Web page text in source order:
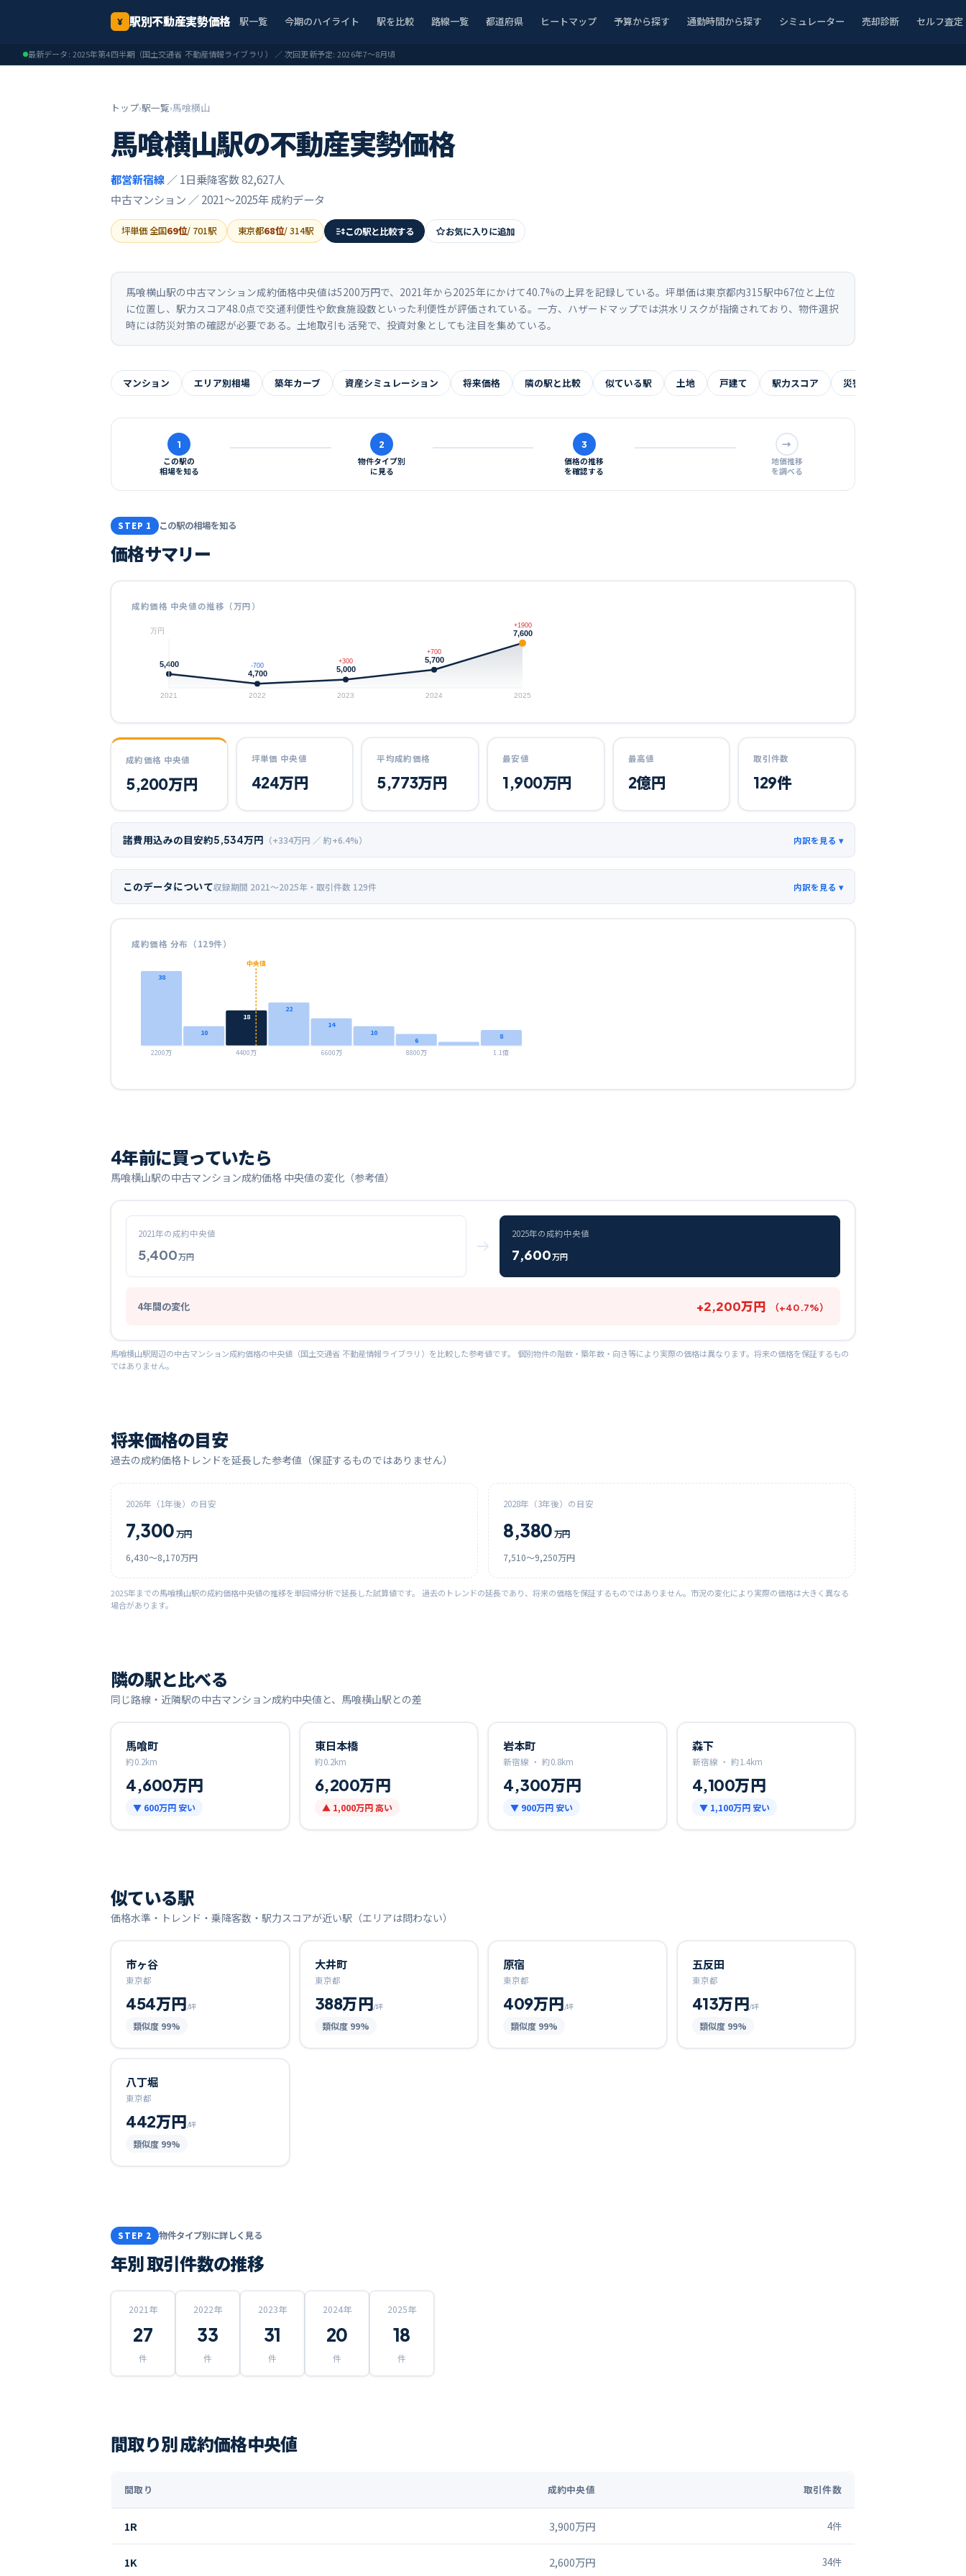
¥ 駅別不動産実勢価格 駅一覧 今期のハイライト 駅を比較 路線一覧 都道府県 ヒートマップ 予算から探す 通勤時間から探す シミュレーター 売却診断 セルフ査定
最新データ: 2025年第4四半期（国土交通省 不動産情報ライブラリ） ／ 次回更新予定:2026年7〜8月頃
トップ›駅一覧›馬喰横山
馬喰横山駅の不動産実勢価格
都営新宿線 ／ 1日乗降客数 82,627人
中古マンション ／2021〜2025年成約データ
坪単価 全国69位/ 701駅 東京都68位/314駅 この駅と比較する お気に入りに追加
馬喰横山駅の中古マンション成約価格中央値は5200万円で、2021年から2025年にかけて40.7%の上昇を記録している。坪単価は東京都内315駅中67位と上位
に位置し、駅力スコア48.0点で交通利便性や飲食施設数といった利便性が評価されている。一方、ハザードマップでは洪水リスクが指摘されており、物件選択
時には防災対策の確認が必要である。土地取引も活発で、投資対象としても注目を集めている。
マンション エリア別相場 築年カーブ 資産シミュレーション 将来価格 隣の駅と比較 似ている駅 土地 戸建て 駅力スコア 災害リスク
1
この駅の
相場を知る
2
物件タイプ別
に見る
3
価格の推移
を確認する
→
地価推移
を調べる
STEP 1 この駅の相場を知る
価格サマリー
成約価格 中央値の推移（万円）
万円
5,400
2021
4,700
-700
2022
5,000
+300
2023
5,700
+700
2024
7,600
+1900
2025
成約価格 中央値
5,200万円
坪単価 中央値
424万円
平均成約価格
5,773万円
最安値
1,900万円
最高値
2億円
取引件数
129件
諸費用込みの目安約5,534万円 （+334万円 ／ 約+6.4%）
このデータについて収録期間 2021〜2025年 ・取引件数 129件
成約価格 分布（129件）
38
10
18
22
14
10
6
8
2200万 4400万 6600万 8800万 1.1億
中央値
4年前に買っていたら
馬喰横山駅の中古マンション成約価格 中央値の変化（参考値）
2021年の成約中央値
5,400万円
2025年の成約中央値
7,600万円
4年間の変化 +2,200万円 （+40.7%）
馬喰横山駅周辺の中古マンション成約価格の中央値（国土交通省 不動産情報ライブラリ）を比較した参考値です。 個別物件の階数・築年数・向き等により実際の価格は異なります。将来の価格を保証するもの
ではありません。
将来価格の目安
過去の成約価格トレンドを延長した参考値（保証するものではありません）
2026年（1年後）の目安
7,300 万円
6,430〜8,170万円
2028年（3年後）の目安
8,380 万円
7,510〜9,250万円
2025年までの馬喰横山駅の成約価格中央値の推移を単回帰分析で延長した試算値です。 過去のトレンドの延長であり、将来の価格を保証するものではありません。市況の変化により実際の価格は大きく異なる
場合があります。
隣の駅と比べる
同じ路線・近隣駅の中古マンション成約中央値と、 馬喰横山駅との差
馬喰町
約0.2km
4,600万円
▼ 600万円 安い
東日本橋
約0.2km
6,200万円
▲ 1,000万円 高い
岩本町
新宿線 ・ 約0.8km
4,300万円
▼ 900万円 安い
森下
新宿線 ・ 約1.4km
4,100万円
▼ 1,100万円 安い
似ている駅
価格水準・トレンド・乗降客数・駅力スコアが近い駅（エリアは問わない）
市ヶ谷
東京都
454万円/坪
類似度 99%
大井町
東京都
388万円/坪
類似度 99%
原宿
東京都
409万円/坪
類似度 99%
五反田
東京都
413万円/坪
類似度 99%
八丁堀
東京都
442万円/坪
類似度 99%
STEP 2 物件タイプ別に詳しく見る
年別 取引件数の推移
2021 年
27
件
2022年
33
件
2023年
31
件
2024年
20
件
2025年
18
件
間取り別 成約価格中央値
間取り 成約中央値 取引件数
1R 3,900万円 4件
1K 2,600万円 34件